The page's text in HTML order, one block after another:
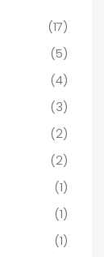
(17)
(5)
(4)
(3)
(2)
(2)
(1)
(1)
(1)